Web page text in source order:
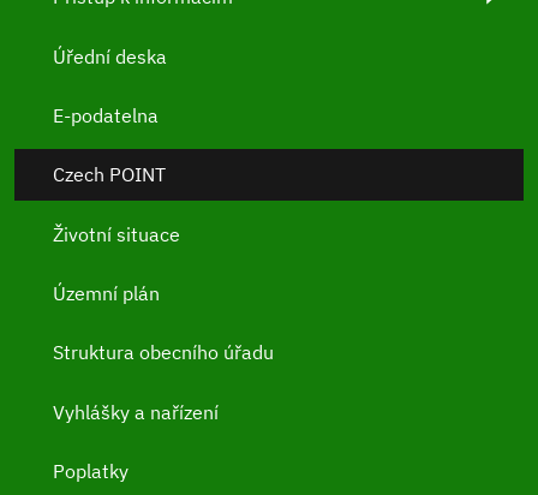
Úřední deska
E-podatelna
Czech POINT
Životní situace
Územní plán
Struktura obecního úřadu
Vyhlášky a nařízení
Poplatky